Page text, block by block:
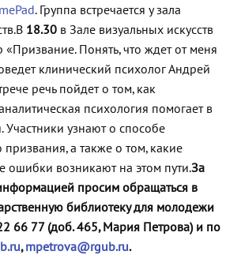
. Группа встречается у зала
В 18.30 в Зале визуальных искусств
«Призвание. Понять, что ждет от меня
клинический психолог Андрей
речь пойдет о том, как
психология помогает в
Участники узнают о способе
а также о том, какие
ошибки возникают на этом пути.За
просим обращаться в
библиотеку для молодежи
66 77 (доб. 465, Мария Петрова) и по
,mpetrova@rgub.ru.